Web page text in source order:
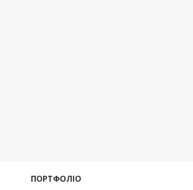
ПОРТФОЛІО